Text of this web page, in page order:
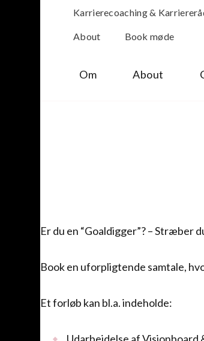
Karrierecoaching &
About Book møde
Om About
Er du en “Goaldigger”? – Stræber
Book en uforpligtende samtale,
Et forløb kan bl.a. indeholde: